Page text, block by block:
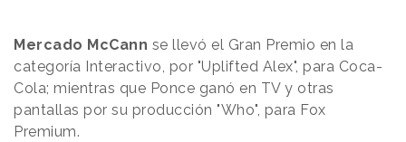
Mercado McCann se llevó el Gran Premio en la
categoría Interactivo, por "Uplifted Alex", para Coca-
Cola; mientras que Ponce ganó en TV y otras
pantallas por su producción "Who", para Fox
Premium.